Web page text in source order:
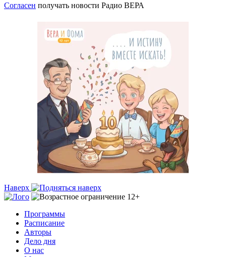
Согласен получать новости Радио ВЕРА
Наверх
Программы
Расписание
Авторы
Дело дня
О нас